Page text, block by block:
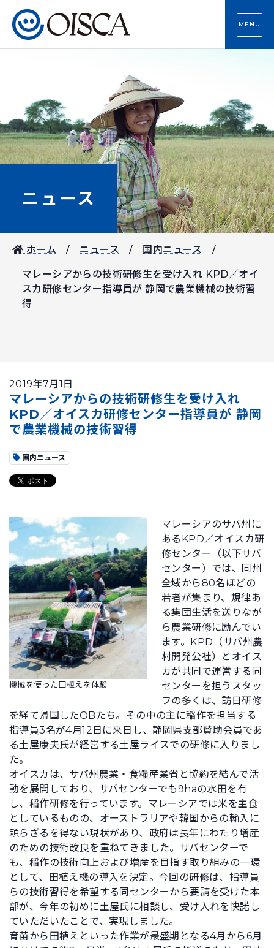
MENU
ニュース
ホーム ニュース 国内ニュース
マレーシアからの技術研修生を受け入れ KPD／オイ
スカ研修センター指導員が 静岡で農業機械の技術習
得
2019年7月1日
マレーシアからの技術研修生を受け入れ
KPD／オイスカ研修センター指導員が 静岡
で農業機械の技術習得
国内ニュース
機械を使った田植えを体験
マレーシアのサバ州に
あるKPD／オイスカ研
修センター（以下サバ
センター）では、同州
全域から80名ほどの
若者が集まり、規律あ
る集団生活を送りなが
ら農業研修に励んでい
ます。KPD（サバ州農
村開発公社）とオイス
カが共同で運営する同
センターを担うスタッ
フの多くは、訪日研修
を経て帰国したOBたち。その中の主に稲作を担当する
指導員3名が4月12日に来日し、静岡県支部賛助会員であ
る土屋康夫氏が経営する土屋ライスでの研修に入りまし
た。
オイスカは、サバ州農業・食糧産業省と協約を結んで活
動を展開しており、サバセンターでも9haの水田を有
し、稲作研修を行っています。マレーシアでは米を主食
としているものの、オーストラリアや韓国からの輸入に
頼らざるを得ない現状があり、政府は長年にわたり増産
のための技術改良を重ねてきました。サバセンターで
も、稲作の技術向上および増産を目指す取り組みの一環
として、田植え機の導入を決定。今回の研修は、指導員
らの技術習得を希望する同センターから要請を受けた本
部が、今年の初めに土屋氏に相談し、受け入れを快諾し
ていただいたことで、実現しました。
育苗から田植えといった作業が最盛期となる4月から6月